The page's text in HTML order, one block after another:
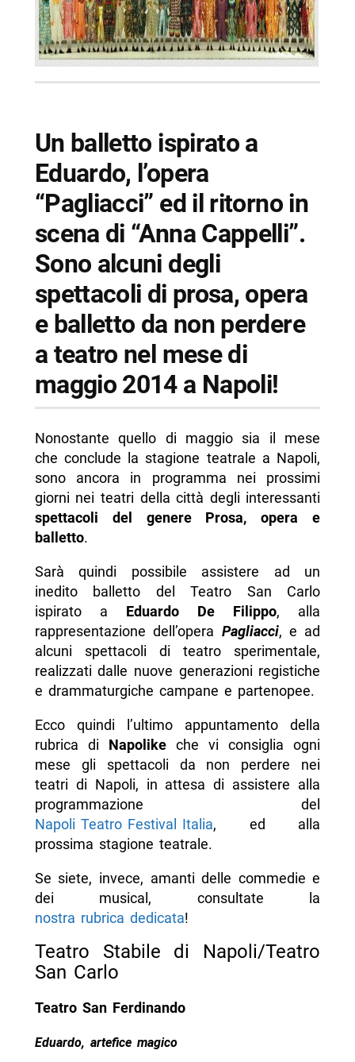
Un balletto ispirato a
Eduardo, l’opera
“Pagliacci” ed il ritorno in
scena di “Anna Cappelli”.
Sono alcuni degli
spettacoli di prosa, opera
e balletto da non perdere
a teatro nel mese di
maggio 2014 a Napoli!
Nonostante quello di maggio sia il mese
che conclude la stagione teatrale a Napoli,
sono ancora in programma nei prossimi
giorni nei teatri della città degli interessanti
spettacoli del genere Prosa, opera e
balletto.
Sarà quindi possibile assistere ad un
inedito balletto del Teatro San Carlo
ispirato a Eduardo De Filippo, alla
rappresentazione dell’opera Pagliacci, e ad
alcuni spettacoli di teatro sperimentale,
realizzati dalle nuove generazioni registiche
e drammaturgiche campane e partenopee.
Ecco quindi l’ultimo appuntamento della
rubrica di Napolikeche vi consiglia ogni
mese gli spettacoli da non perdere nei
teatri di Napoli, in attesa di assistere alla
programmazione del
Napoli Teatro Festival Italia, ed alla
prossima stagione teatrale.
Se siete, invece, amanti delle commedie e
dei musical, consultate la
nostra rubrica dedicata!
Teatro Stabile di Napoli/Teatro
San Carlo
Teatro San Ferdinando
Eduardo, artefice magico